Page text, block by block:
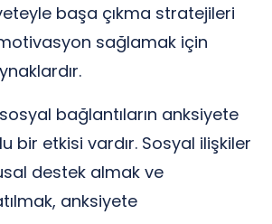
başa çıkma stratejileri
sağlamak için
bağlantıların anksiyete
bir etkisi vardır. Sosyal ilişkiler
destek almak ve
anksiyete